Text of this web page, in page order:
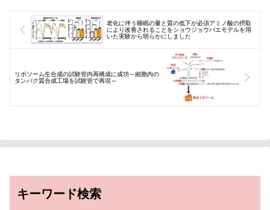
老化に伴う睡眠の量と質の低下が必須アミノ酸の摂取
により改善されることをショウジョウバエモデルを用
いた実験から明らかにしました
リボソーム生合成の試験管内再構成に成功～細胞内の
タンパク質合成工場を試験管で再現～
キーワード検索